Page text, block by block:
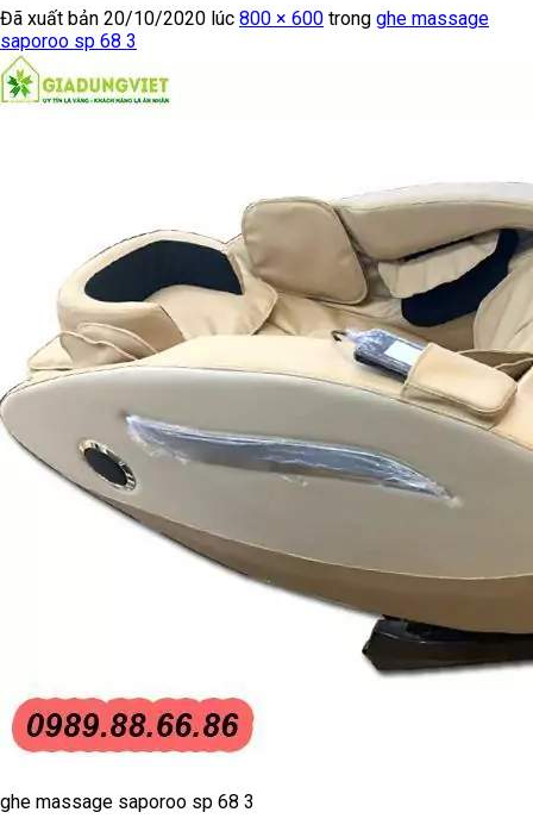
Đã xuất bản 20/10/2020 lúc 800 × 600 trong ghe massage
saporoo sp 68 3
ghe massage saporoo sp 68 3